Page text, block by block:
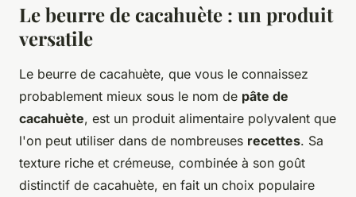
Le beurre de cacahuète : un produit
versatile
Le beurre de cacahuète, que vous le connaissez
probablement mieux sous le nom de pâte de
cacahuète, est un produit alimentaire polyvalent que
l'on peut utiliser dans de nombreuses recettes. Sa
texture riche et crémeuse, combinée à son goût
distinctif de cacahuète, en fait un choix populaire